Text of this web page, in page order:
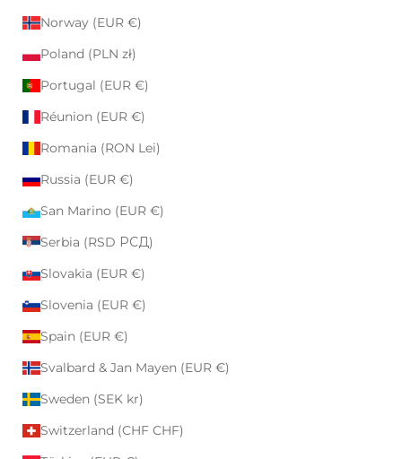
Norway (EUR €)
Poland (PLN zł)
Portugal (EUR €)
Réunion (EUR €)
Romania (RON Lei)
Russia (EUR €)
San Marino (EUR €)
Serbia (RSD РСД)
Slovakia (EUR €)
Slovenia (EUR €)
Spain (EUR €)
Svalbard & Jan Mayen (EUR €)
Sweden (SEK kr)
Switzerland (CHF CHF)